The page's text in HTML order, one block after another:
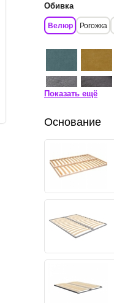
Обивка
Велюр Рогожка
Показать ещё
Основание